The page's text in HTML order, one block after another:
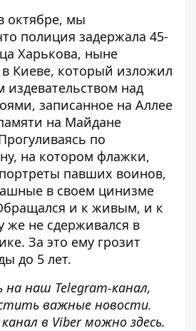
октябре, мы
полиция задержала 45-
Харькова, ныне
Киеве, который изложил
издевательством над
, записанное на Аллее
на Майдане
по
на котором флажки,
павших воинов,
в своем цинизме
и к живым, и к
же не сдерживался в
За это ему грозит
до 5 лет.
на наш Telegram-канал,
важные новости.
в Viber можно здесь.